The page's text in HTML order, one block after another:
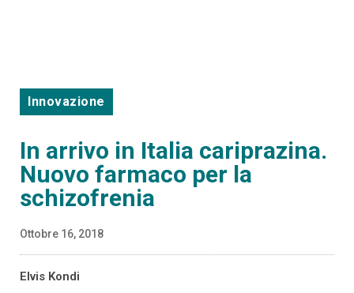
Innovazione
In arrivo in Italia cariprazina.
Nuovo farmaco per la
schizofrenia
Ottobre 16, 2018
Elvis Kondi